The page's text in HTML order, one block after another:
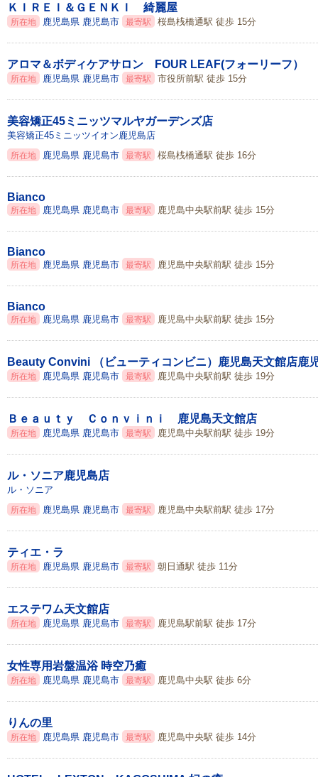
ＫＩＲＥＩ＆ＧＥＮＫＩ 綺麗屋
所在地 鹿児島県 鹿児島市 最寄駅 桜島桟橋通駅 徒歩 15分
アロマ＆ボディケアサロン FOUR LEAF(フォーリーフ）
所在地 鹿児島県 鹿児島市 最寄駅 市役所前駅 徒歩 15分
美容矯正45ミニッツマルヤガーデンズ店
美容矯正45ミニッツイオン鹿児島店
所在地 鹿児島県 鹿児島市 最寄駅 桜島桟橋通駅 徒歩 16分
Bianco
所在地 鹿児島県 鹿児島市 最寄駅 鹿児島中央駅前駅 徒歩 15分
Bianco
所在地 鹿児島県 鹿児島市 最寄駅 鹿児島中央駅前駅 徒歩 15分
Bianco
所在地 鹿児島県 鹿児島市 最寄駅 鹿児島中央駅前駅 徒歩 15分
Beauty Convini （ビューティコンビニ）鹿児島天文館店鹿
所在地 鹿児島県 鹿児島市 最寄駅 鹿児島中央駅前駅 徒歩 19分
Ｂｅａｕｔｙ Ｃｏｎｖｉｎｉ 鹿児島天文館店
所在地 鹿児島県 鹿児島市 最寄駅 鹿児島中央駅前駅 徒歩 19分
ル・ソニア鹿児島店
ル・ソニア
所在地 鹿児島県 鹿児島市 最寄駅 鹿児島中央駅前駅 徒歩 17分
ティエ・ラ
所在地 鹿児島県 鹿児島市 最寄駅 朝日通駅 徒歩 11分
エステワム天文館店
所在地 鹿児島県 鹿児島市 最寄駅 鹿児島駅前駅 徒歩 17分
女性専用岩盤温浴 時空乃癒
所在地 鹿児島県 鹿児島市 最寄駅 鹿児島中央駅 徒歩 6分
りんの里
所在地 鹿児島県 鹿児島市 最寄駅 鹿児島中央駅 徒歩 14分